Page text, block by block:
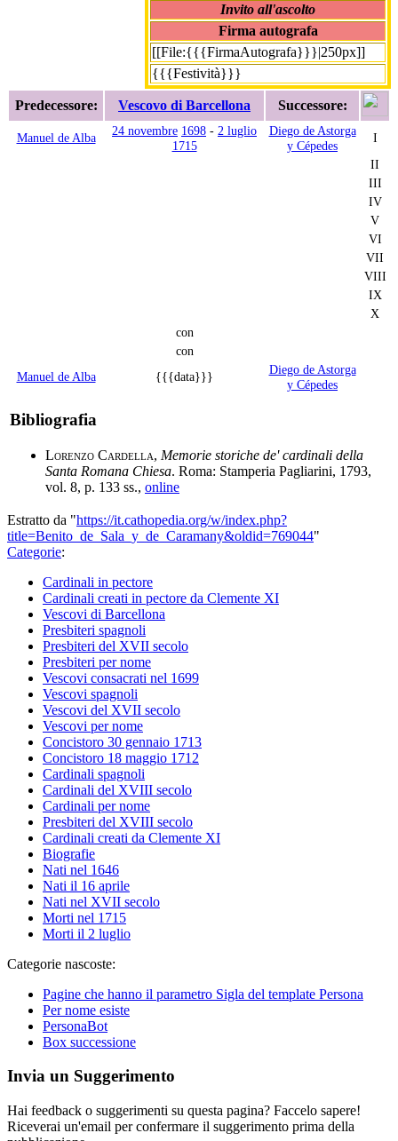
Invito all'ascolto
Firma autografa
[[File:{{{FirmaAutografa}}}|250px]]
{{{Festività}}}
Predecessore: Vescovo di Barcellona Successore:
Manuel de Alba 24 novembre 1698 - 2 luglio
1715
Diego de Astorga
y Cépedes
I
II
III
IV
V
VI
VII
VIII
IX
X
con
con
Manuel de Alba
{{{data}}}
Diego de Astorga
y Cépedes
Bibliografia
Lorenzo Cardella, Memorie storiche de' cardinali della
Santa Romana Chiesa. Roma: Stamperia Pagliarini, 1793,
vol. 8, p. 133 ss., online
Estratto da "https://it.cathopedia.org/w/index.php?
title=Benito_de_Sala_y_de_Caramany&oldid=769044"
Categorie:
Cardinali in pectore
Cardinali creati in pectore da Clemente XI
Vescovi di Barcellona
Presbiteri spagnoli
Presbiteri del XVII secolo
Presbiteri per nome
Vescovi consacrati nel 1699
Vescovi spagnoli
Vescovi del XVII secolo
Vescovi per nome
Concistoro 30 gennaio 1713
Concistoro 18 maggio 1712
Cardinali spagnoli
Cardinali del XVIII secolo
Cardinali per nome
Presbiteri del XVIII secolo
Cardinali creati da Clemente XI
Biografie
Nati nel 1646
Nati il 16 aprile
Nati nel XVII secolo
Morti nel 1715
Morti il 2 luglio
Categorie nascoste:
Pagine che hanno il parametro Sigla del template Persona
Per nome esiste
PersonaBot
Box successione
Invia un Suggerimento
Hai feedback o suggerimenti su questa pagina? Faccelo sapere!
Riceverai un'email per confermare il suggerimento prima della